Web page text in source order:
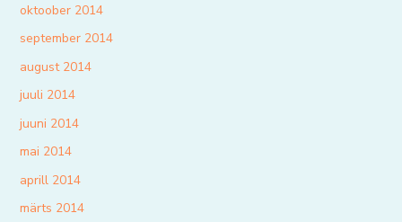
oktoober 2014
september 2014
august 2014
juuli 2014
juuni 2014
mai 2014
aprill 2014
märts 2014